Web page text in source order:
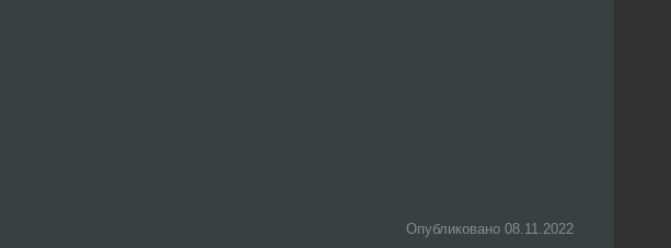
Опубликовано 08.11.2022